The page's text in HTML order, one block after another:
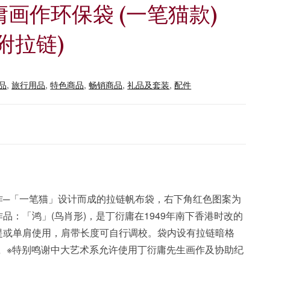
画作环保袋 (一笔猫款)
拉链)
,旅行用品,特色商品,畅销商品,礼品及套装,配件
─「一笔猫」设计而成的拉链帆布袋，右下角红色图案为
：「鸿」(鸟肖形)，是丁衍庸在1949年南下香港时改的
单肩使用，肩带长度可自行调校。袋内设有拉链暗格
※特别鸣谢中大艺术系允许使用丁衍庸先生画作及协助纪